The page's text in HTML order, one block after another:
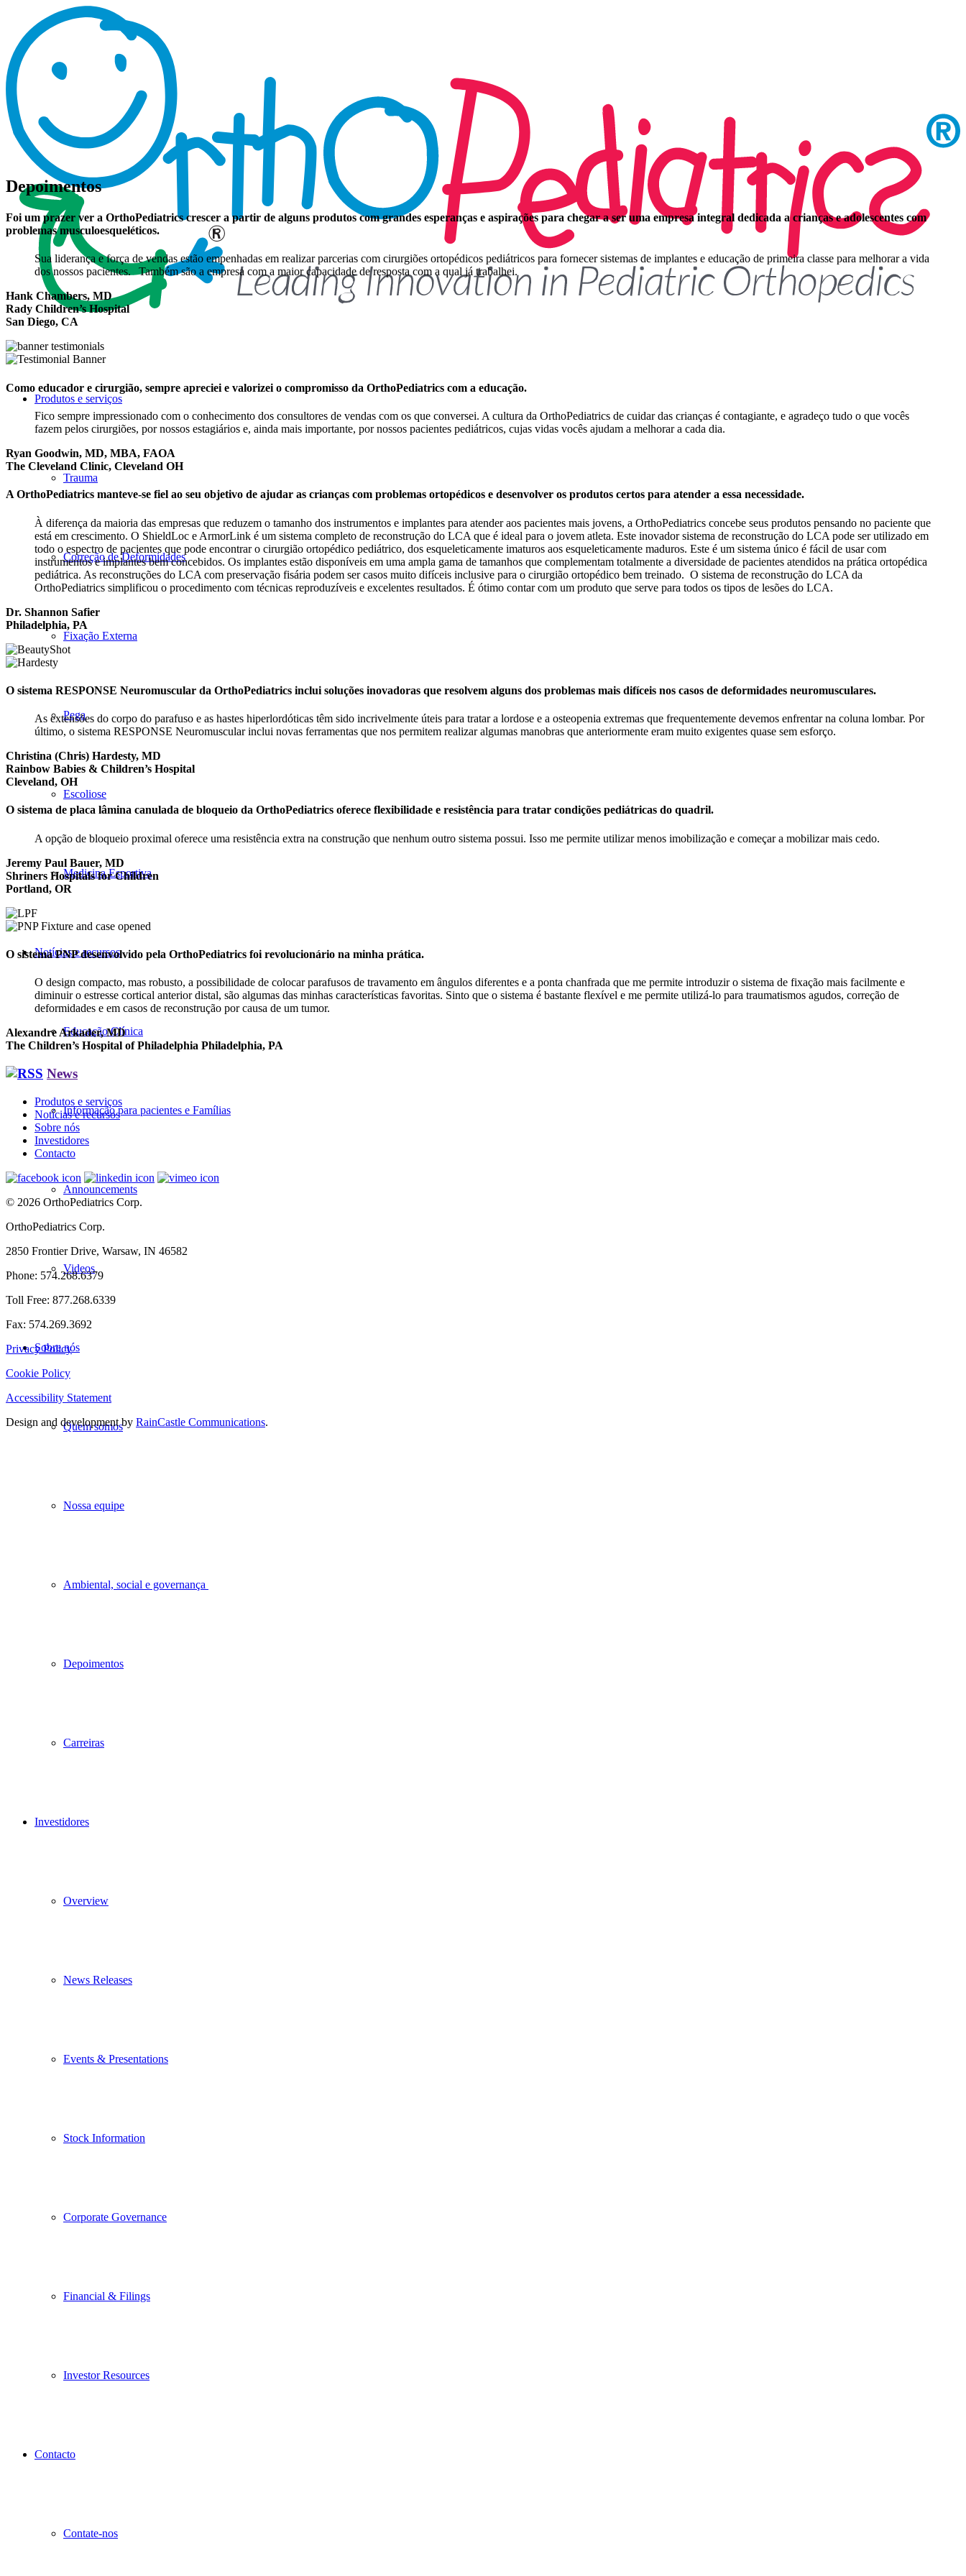
Produtos e serviços
Trauma
Correção de Deformidades
Fixação Externa
Pega
Escoliose
Medicina Esportiva
Notícias e recursos
Educação Clínica
Informação para pacientes e Famílias
Announcements
Videos
Sobre nós
Quem somos
Nossa equipe
Ambiental, social e governança
Depoimentos
Carreiras
Investidores
Overview
News Releases
Events & Presentations
Stock Information
Corporate Governance
Financial & Filings
Investor Resources
Contacto
Contate-nos
Depoimentos
Foi um prazer ver a OrthoPediatricscrescer a partir de alguns produtos com grandes esperanças e aspirações para chegar a ser uma empresa integral dedicada a crianças e adolescentes com
problemas musculoesqueléticos.
Sua liderança e força de vendas estão empenhadas em realizar parcerias com cirurgiões ortopédicos pediátricos para fornecer sistemas de implantes e educação de primeira classe para melhorar a vida
dos nossos pacientes. Também são a empresa com a maior capacidade de resposta com a qual já trabalhei.
Hank Chambers, MD
Rady Children’s Hospital
San Diego, CA
Como educador e cirurgião, sempre apreciei e valorizei o compromisso da OrthoPediatrics com a educação.
Fico sempre impressionado com o conhecimento dos consultores de vendas com os que conversei. A cultura da OrthoPediatrics de cuidar das crianças é contagiante, e agradeço tudo o que vocês
fazem pelos cirurgiões, por nossos estagiários e, ainda mais importante, por nossos pacientes pediátricos, cujas vidas vocês ajudam a melhorar a cada dia.
Ryan Goodwin, MD, MBA, FAOA
The Cleveland Clinic, Cleveland OH
A OrthoPediatrics manteve-se fiel ao seu objetivo de ajudar as crianças com problemas ortopédicos e desenvolver os produtos certos para atender a essa necessidade.
À diferença da maioria das empresas que reduzem o tamanho dos instrumentos e implantes para atender aos pacientes mais jovens, a OrthoPediatrics concebe seus produtos pensando no paciente que
está em crescimento. O ShieldLoc e ArmorLink é um sistema completo de reconstrução do LCA que é ideal para o jovem atleta. Este inovador sistema de reconstrução do LCA pode ser utilizado em
todo o espectro de pacientes que pode encontrar o cirurgião ortopédico pediátrico, dos esqueleticamente imaturos aos esqueleticamente maduros. Este é um sistema único é fácil de usar com
instrumentos e implantes bem concebidos. Os implantes estão disponíveis em uma ampla gama de tamanhos que complementam totalmente a diversidade de pacientes atendidos na prática ortopédica
pediátrica. As reconstruções do LCA com preservação fisária podem ser casos muito difíceis inclusive para o cirurgião ortopédico bem treinado. O sistema de reconstrução do LCA da
OrthoPediatrics simplificou o procedimento com técnicas reproduzíveis e excelentes resultados. É ótimo contar com um produto que serve para todos os tipos de lesões do LCA.
Dr. Shannon Safier
Philadelphia, PA
O sistema RESPONSE Neuromuscular da OrthoPediatrics inclui soluções inovadoras que resolvem alguns dos problemas mais difíceis nos casos de deformidades neuromusculares.
As extensões do corpo do parafuso e as hastes hiperlordóticas têm sido incrivelmente úteis para tratar a lordose e a osteopenia extremas que frequentemente devemos enfrentar na coluna lombar. Por
último, o sistema RESPONSE Neuromuscular inclui novas ferramentas que nos permitem realizar algumas manobras que anteriormente eram muito exigentes quase sem esforço.
Christina (Chris) Hardesty, MD
Rainbow Babies & Children’s Hospital
Cleveland, OH
O sistema de placa lâmina canulada de bloqueio da OrthoPediatrics oferece flexibilidade e resistência para tratar condições pediátricas do quadril.
A opção de bloqueio proximal oferece uma resistência extra na construção que nenhum outro sistema possui. Isso me permite utilizar menos imobilização e começar a mobilizar mais cedo.
Jeremy Paul Bauer, MD
Shriners Hospitals for Children
Portland, OR
O sistema PNP desenvolvido pela OrthoPediatrics foi revolucionário na minha prática.
O design compacto, mas robusto, a possibilidade de colocar parafusos de travamento em ângulos diferentes e a ponta chanfrada que me permite introduzir o sistema de fixação mais facilmente e
diminuir o estresse cortical anterior distal, são algumas das minhas características favoritas. Sinto que o sistema é bastante flexível e me permite utilizá-lo para traumatismos agudos, correção de
deformidades e em casos de reconstrução por causa de um tumor.
Alexandre Arkader, MD
The Children’s Hospital of Philadelphia Philadelphia, PA
News
Produtos e serviços
Notícias e recursos
Sobre nós
Investidores
Contacto
© 2026 OrthoPediatrics Corp.
OrthoPediatrics Corp.
2850 Frontier Drive, Warsaw, IN 46582
Phone: 574.268.6379
Toll Free: 877.268.6339
Fax: 574.269.3692
Privacy Policy
Cookie Policy
Accessibility Statement
Design and development by RainCastle Communications.